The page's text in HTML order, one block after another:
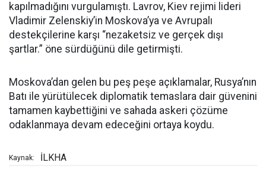
kapılmadığını vurgulamıştı. Lavrov, Kiev rejimi lideri
Vladimir Zelenskiy’in Moskova’ya ve Avrupalı
destekçilerine karşı “nezaketsiz ve gerçek dışı
şartlar.” öne sürdüğünü dile getirmişti.
Moskova’dan gelen bu peş peşe açıklamalar, Rusya’nın
Batı ile yürütülecek diplomatik temaslara dair güvenini
tamamen kaybettiğini ve sahada askeri çözüme
odaklanmaya devam edeceğini ortaya koydu.
Kaynak: İLKHA